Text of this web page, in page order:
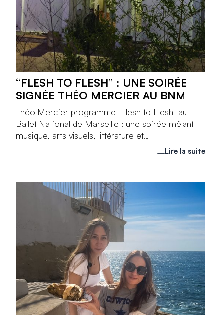
“FLESH TO FLESH” : UNE SOIRÉE
SIGNÉE THÉO MERCIER AU BNM
Théo Mercier programme "Flesh to Flesh" au
Ballet National de Marseille : une soirée mêlant
musique, arts visuels, littérature et...
Lire la suite